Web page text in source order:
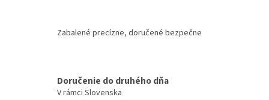
Zabalené precízne, doručené bezpečne
Doručenie do druhého dňa
V rámci Slovenska